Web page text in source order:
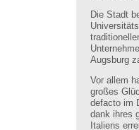
Die Stadt
Augsburg
Vor allem
großes
defacto im
dank ihres
Italiens